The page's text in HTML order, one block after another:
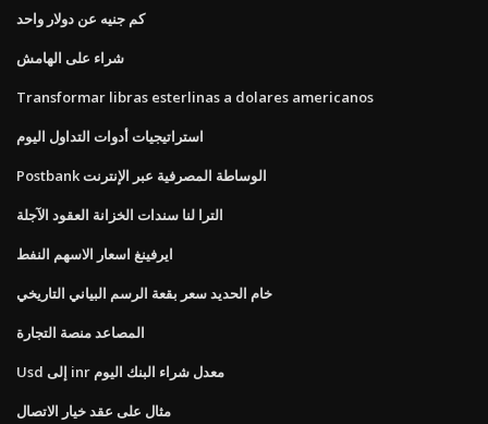
كم جنيه عن دولار واحد
شراء على الهامش
Transformar libras esterlinas a dolares americanos
استراتيجيات أدوات التداول اليوم
Postbank الوساطة المصرفية عبر الإنترنت
الترا لنا سندات الخزانة العقود الآجلة
ايرفينغ اسعار الاسهم النفط
خام الحديد سعر بقعة الرسم البياني التاريخي
المصاعد منصة التجارة
Usd إلى inr معدل شراء البنك اليوم
مثال على عقد خيار الاتصال